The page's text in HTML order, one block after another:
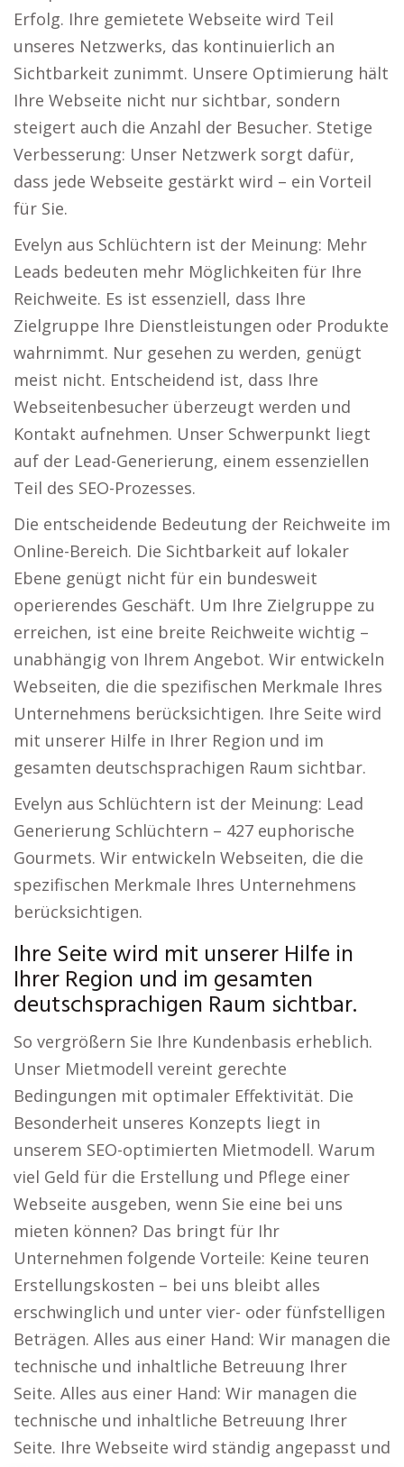
Erfolg. Ihre gemietete Webseite wird Teil
unseres Netzwerks, das kontinuierlich an
Sichtbarkeit zunimmt. Unsere Optimierung hält
Ihre Webseite nicht nur sichtbar, sondern
steigert auch die Anzahl der Besucher. Stetige
Verbesserung: Unser Netzwerk sorgt dafür,
dass jede Webseite gestärkt wird – ein Vorteil
für Sie.
Evelyn aus Schlüchtern ist der Meinung: Mehr
Leads bedeuten mehr Möglichkeiten für Ihre
Reichweite. Es ist essenziell, dass Ihre
Zielgruppe Ihre Dienstleistungen oder Produkte
wahrnimmt. Nur gesehen zu werden, genügt
meist nicht. Entscheidend ist, dass Ihre
Webseitenbesucher überzeugt werden und
Kontakt aufnehmen. Unser Schwerpunkt liegt
auf der Lead-Generierung, einem essenziellen
Teil des SEO-Prozesses.
Die entscheidende Bedeutung der Reichweite im
Online-Bereich. Die Sichtbarkeit auf lokaler
Ebene genügt nicht für ein bundesweit
operierendes Geschäft. Um Ihre Zielgruppe zu
erreichen, ist eine breite Reichweite wichtig –
unabhängig von Ihrem Angebot. Wir entwickeln
Webseiten, die die spezifischen Merkmale Ihres
Unternehmens berücksichtigen. Ihre Seite wird
mit unserer Hilfe in Ihrer Region und im
gesamten deutschsprachigen Raum sichtbar.
Evelyn aus Schlüchtern ist der Meinung: Lead
Generierung Schlüchtern – 427 euphorische
Gourmets. Wir entwickeln Webseiten, die die
spezifischen Merkmale Ihres Unternehmens
berücksichtigen.
Ihre Seite wird mit unserer Hilfe in
Ihrer Region und im gesamten
deutschsprachigen Raum sichtbar.
So vergrößern Sie Ihre Kundenbasis erheblich.
Unser Mietmodell vereint gerechte
Bedingungen mit optimaler Effektivität. Die
Besonderheit unseres Konzepts liegt in
unserem SEO-optimierten Mietmodell. Warum
viel Geld für die Erstellung und Pflege einer
Webseite ausgeben, wenn Sie eine bei uns
mieten können? Das bringt für Ihr
Unternehmen folgende Vorteile: Keine teuren
Erstellungskosten – bei uns bleibt alles
erschwinglich und unter vier- oder fünfstelligen
Beträgen. Alles aus einer Hand: Wir managen die
technische und inhaltliche Betreuung Ihrer
Seite. Alles aus einer Hand: Wir managen die
technische und inhaltliche Betreuung Ihrer
Seite. Ihre Webseite wird ständig angepasst und